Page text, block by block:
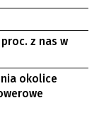
z nas w
okolice